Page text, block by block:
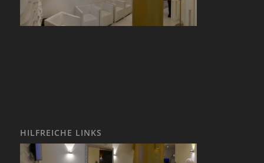
HILFREICHE LINKS